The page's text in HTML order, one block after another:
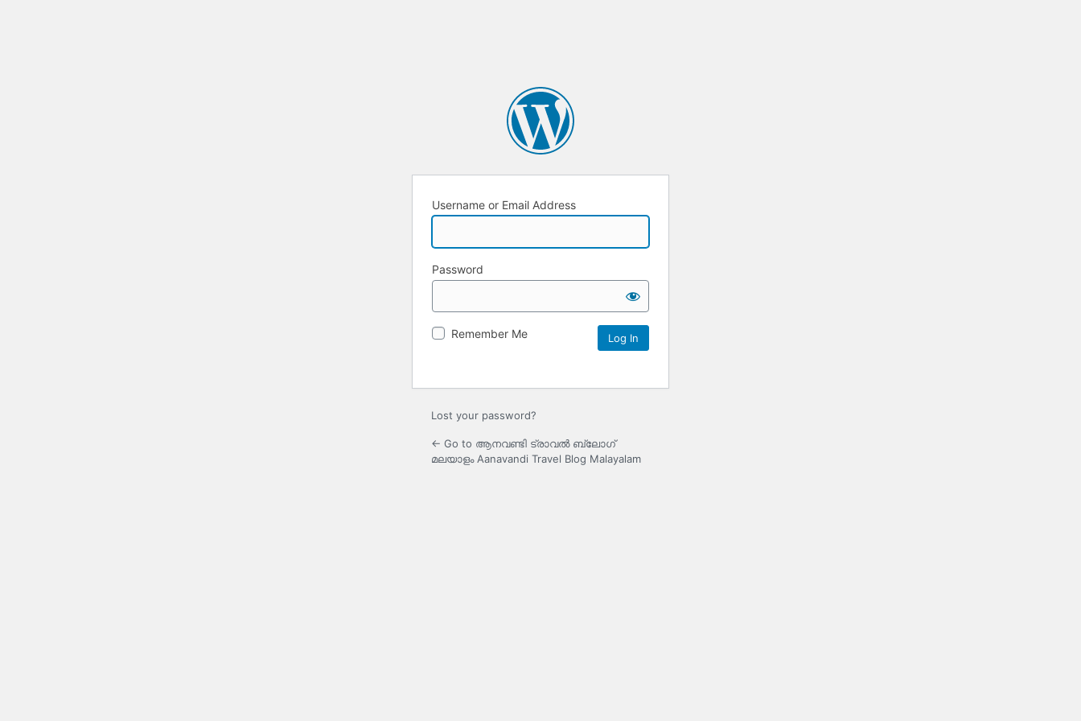
Username or Email Address
Password
Remember Me
Lost your password?
← Go to ആനവണ്ടി ട്രാവൽ ബ്ലോഗ്
മലയാളം Aanavandi Travel Blog Malayalam